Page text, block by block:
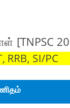
[TNPSC
RRB, SI/PC